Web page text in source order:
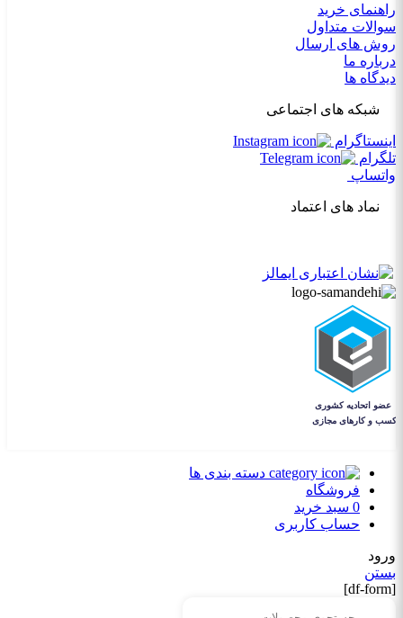
راهنمای خرید
سوالات متداول
روش های ارسال
درباره ما
دیدگاه ها
شبکه های اجتماعی
اینستاگرام
تلگرام
واتساپ
نماد های اعتماد
دسته بندی ها
فروشگاه
0 سبد خرید
حساب کاربری
ورود
بستن
[df-form]